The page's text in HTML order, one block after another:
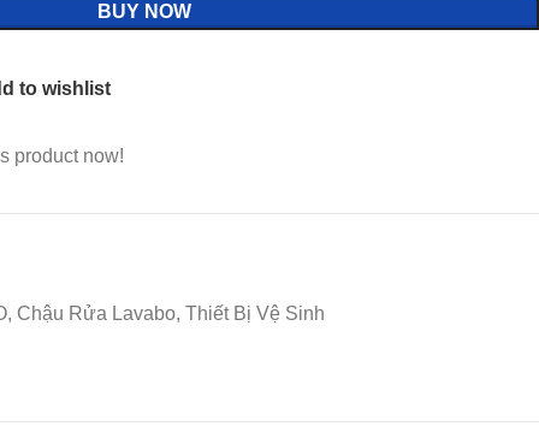
BUY NOW
to wishlist
product now!
Chậu Rửa Lavabo, Thiết Bị Vệ Sinh